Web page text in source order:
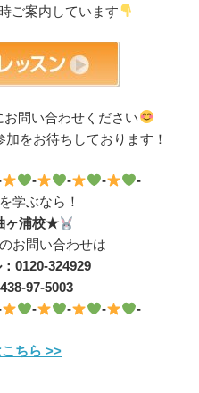
ご案内しています
問い合わせください
をお待ちしております！
- - -
-
学ぶなら！
ヶ浦校★
お問い合わせは
0120-324929
97-5003
- - - -
ちら >>